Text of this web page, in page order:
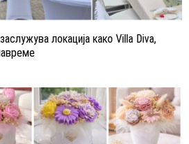
локација како Villa Diva,